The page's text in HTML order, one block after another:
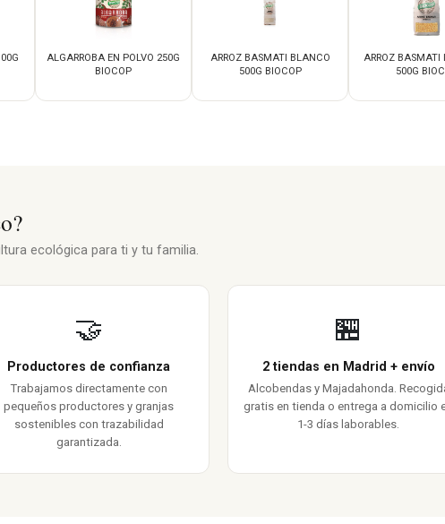
ALGARROBA EN POLVO 250G
BIOCOP
ARROZ BASMATI BLANCO
500G BIOCOP
ARROZ BASMATI
500G
ecológica para ti y tu familia.
🤝
Productores de confianza
Trabajamos directamente con
pequeños productores y granjas
sostenibles con trazabilidad
garantizada.
🏪
2 tiendas en Madrid + envío
Alcobendas y Majadahonda.
gratis en tienda o entrega a domicilio
1-3 días laborables.